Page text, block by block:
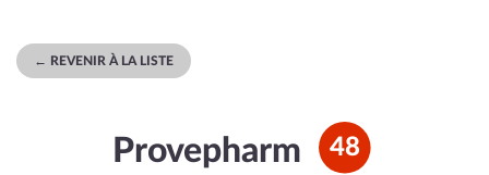
← REVENIR À LA LISTE
Provepharm 48